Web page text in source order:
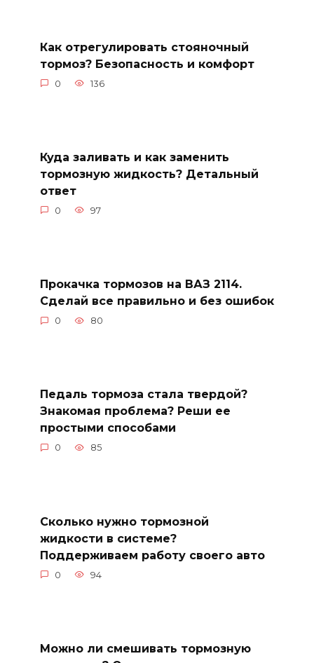
Как отрегулировать стояночный
тормоз? Безопасность и комфорт
0 136
Куда заливать и как заменить
тормозную жидкость? Детальный
ответ
0 97
Прокачка тормозов на ВАЗ 2114.
Сделай все правильно и без ошибок
0 80
Педаль тормоза стала твердой?
Знакомая проблема? Реши ее
простыми способами
0 85
Сколько нужно тормозной
жидкости в системе?
Поддерживаем работу своего авто
0 94
Можно ли смешивать тормозную